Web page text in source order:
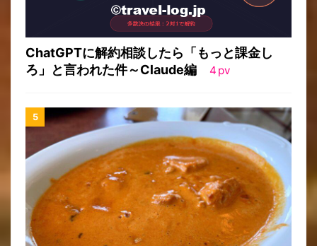
ChatGPTに解約相談したら「もっと課金し
ろ」と言われた件～Claude編
4 pv